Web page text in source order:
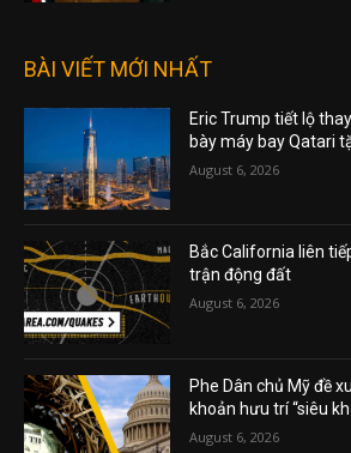
BÀI VIẾT MỚI NHẤT
Eric Trump tiết lộ
bày máy bay Qatari
August 6, 2026
Bắc California liên
trận động đất
August 6, 2026
Phe Dân chủ Mỹ đề
khoản hưu trí “siêu
August 6, 2026